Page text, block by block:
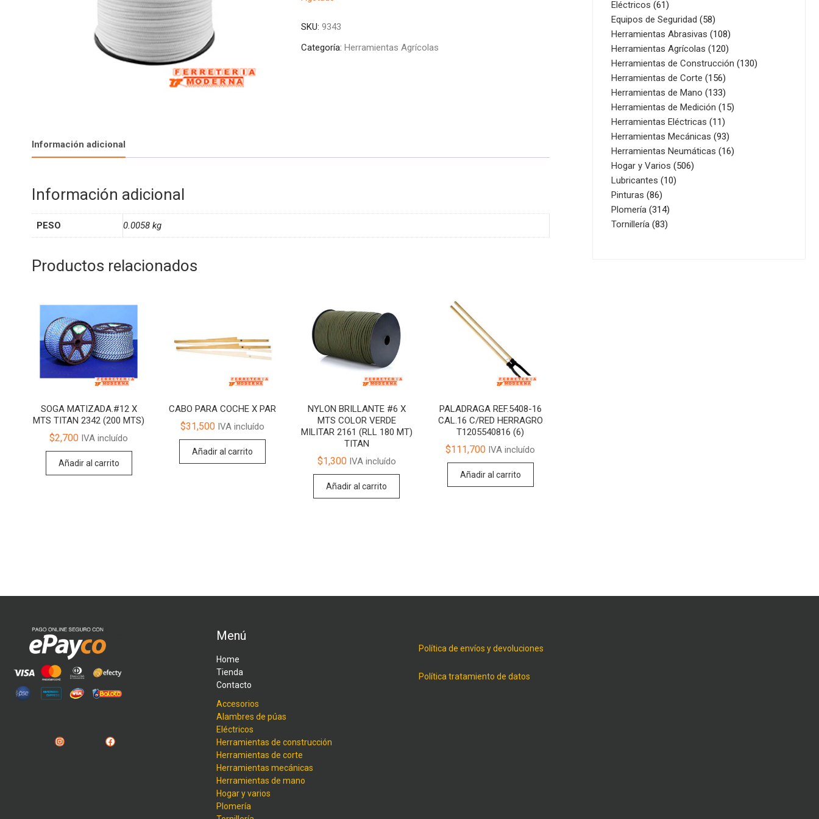
SKU: 9343
Categoría: Herramientas Agrícolas
Información adicional
Información adicional
PESO 0.0058 kg
Productos relacionados
SOGA MATIZADA.#12 X
MTS TITAN 2342 (200 MTS)
$2,700 IVA incluído
Añadir al carrito
CABO PARA COCHE X PAR
$31,500 IVA incluído
Añadir al carrito
NYLON BRILLANTE #6 X
MTS COLOR VERDE
MILITAR 2161 (RLL 180 MT)
TITAN
$1,300IVA incluído
Añadir al carrito
PALADRAGA REF.5408-16
CAL.16 C/RED HERRAGRO
T1205540816 (6)
$111,700 IVA incluído
Añadir al carrito
Eléctricos 6161
productos
Equipos de Seguridad 5858
productos
Herramientas Abrasivas 108108
productos
Herramientas Agrícolas 120120
productos
Herramientas de Construcción 130130
Herramientas de Corte 156156
productos
Herramientas de Mano 133133
productos
Herramientas de Medición 1515
Herramientas Eléctricas 1111
productos
Herramientas Mecánicas 9393
productos
Herramientas Neumáticas 1616
Hogar y Varios 506506
Lubricantes 1010
Pinturas 8686
productos
Plomería 314314
productos
Tornillería 8383
Instagram Facebook
Menú
Home
Tienda
Contacto
Accesorios
Alambres de púas
Eléctricos
Herramientas de construcción
Herramientas de corte
Herramientas mecánicas
Herramientas de mano
Hogar y varios
Plomería
Política de envíos y devoluciones
Política tratamiento de datos